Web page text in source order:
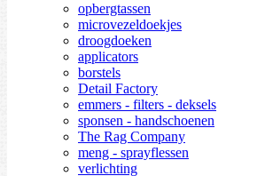
opbergtassen
microvezeldoekjes
droogdoeken
applicators
borstels
Detail Factory
emmers - filters - deksels
sponsen - handschoenen
The Rag Company
meng - sprayflessen
verlichting